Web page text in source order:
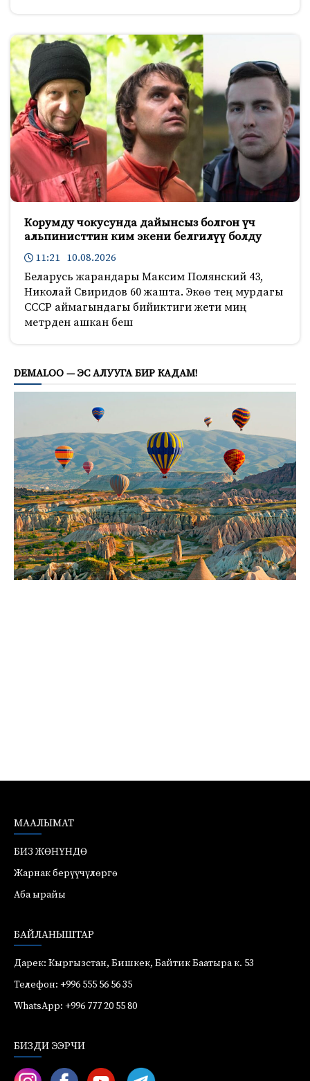
Корумду чокусунда дайынсыз болгон үч
альпинисттин ким экени белгилүү болду
11:21 10.08.2026
Беларусь жарандары Максим Полянский 43,
Николай Свиридов 60 жашта. Экөө тең мурдагы
СССР аймагындагы бийиктиги жети миң
метрден ашкан беш
DEMALOO — ЭС АЛУУГА БИР КАДАМ!
МААЛЫМАТ
БИЗ ЖӨНҮНДӨ
Жарнак берүүчүлөргө
Аба ырайы
БАЙЛАНЫШТАР
Дарек: Кыргызстан, Бишкек, Байтик Баатыра к. 53
Телефон: +996 555 56 56 35
WhatsApp: +996 777 20 55 80
БИЗДИ ЭЭРЧИ